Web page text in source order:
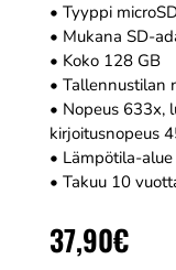
• Tyyppi
• Mukana SD-
• Koko 128 GB
• Tallennustilan
• Nopeus 633x,
kirjoitusnopeus
• Lämpötila-
• Takuu 10
37,90€